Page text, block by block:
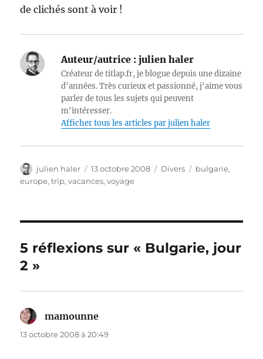
de clichés sont à voir !
Auteur/autrice : julien haler
Créateur de titlap.fr, je blogue depuis une dizaine
d'années. Très curieux et passionné, j'aime vous
parler de tous les sujets qui peuvent
m'intéresser.
Afficher tous les articles par julien haler
Auteur
julien haler
Publié
le
13 octobre 2008 Catégories
Divers Étiquettes
bulgarie,
europe,trip,vacances,voyage
5 réflexions sur « Bulgarie, jour
2 »
mamounne
13 octobre 2008 à 20:49